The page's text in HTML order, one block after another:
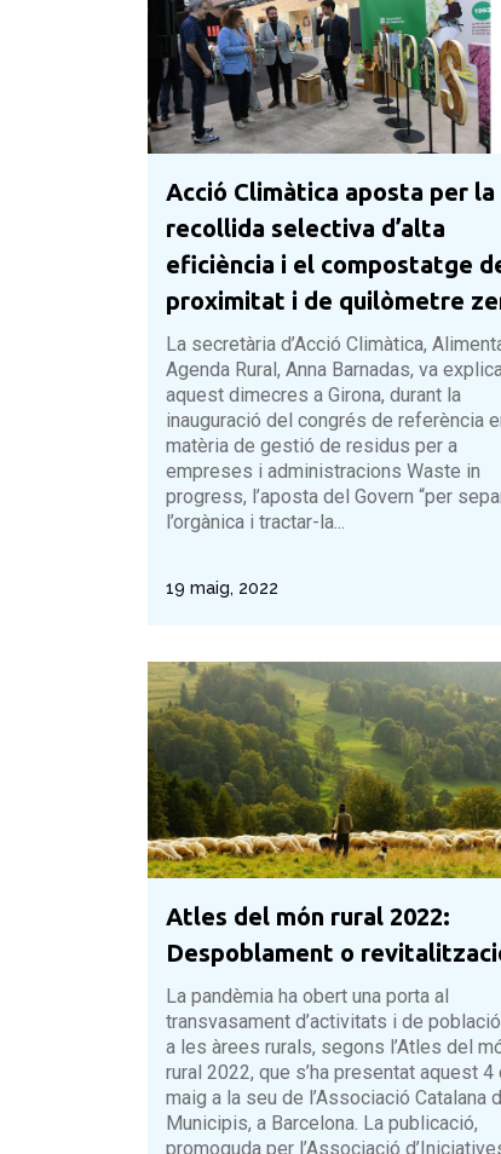
Acció Climàtica aposta per la
recollida selectiva d’alta
eficiència i el compostatge
proximitat i de quilòmetre
La secretària d’Acció Climàtica,
Agenda Rural, Anna Barnadas, va
aquest dimecres a Girona, durant la
inauguració del congrés de referència
matèria de gestió de residus per a
empreses i administracions Waste in
progress, l’aposta del Govern “per
l’orgànica i tractar-la...
19 maig, 2022
Atles del món rural 2022:
Despoblament o
La pandèmia ha obert una porta al
transvasament d’activitats i de
a les àrees rurals, segons l’Atles del
rural 2022, que s’ha presentat aquest 4
maig a la seu de l’Associació Catalana
Municipis, a Barcelona. La publicació,
promoguda per l’Associació